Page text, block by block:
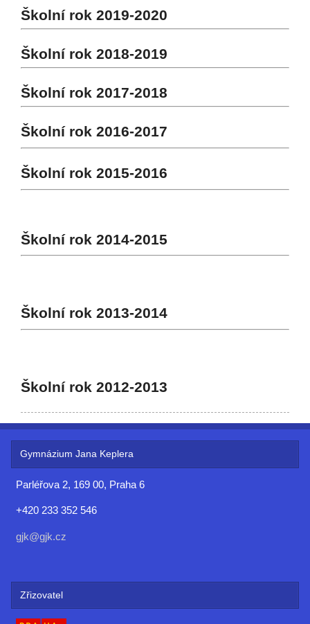
Školní rok 2019-2020
Školní rok 2018-2019
Školní rok 2017-2018
Školní rok 2016-2017
Školní rok 2015-2016
Školní rok 2014-2015
Školní rok 2013-2014
Školní rok 2012-2013
Gymnázium Jana Keplera
Parléřova 2, 169 00, Praha 6
+420 233 352 546
gjk@gjk.cz
Zřizovatel